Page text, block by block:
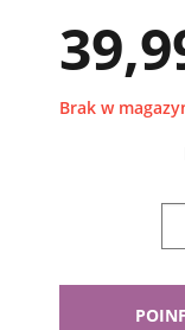
Brak w